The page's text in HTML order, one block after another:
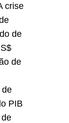
crise
de
de
de
PIB